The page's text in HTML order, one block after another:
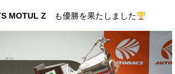
MOTUL Z も優勝を果たしました